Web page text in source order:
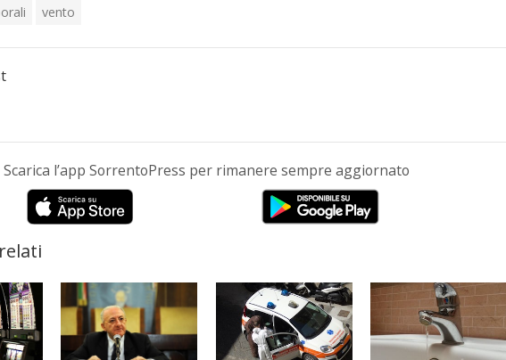
vento
Scarica l’app SorrentoPress per rimanere sempre aggiornato